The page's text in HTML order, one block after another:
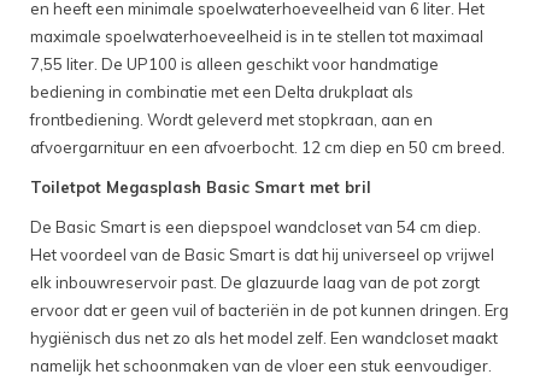
en heeft een minimale spoelwaterhoeveelheid van 6 liter. Het
maximale spoelwaterhoeveelheid is in te stellen tot maximaal
7,55 liter. De UP100 is alleen geschikt voor handmatige
bediening in combinatie met een Delta drukplaat als
frontbediening. Wordt geleverd met stopkraan, aan en
afvoergarnituur en een afvoerbocht. 12 cm diep en 50 cm breed.
Toiletpot Megasplash Basic Smart met bril
De Basic Smart is een diepspoel wandcloset van 54 cm diep.
Het voordeel van de Basic Smart is dat hij universeel op vrijwel
elk inbouwreservoir past. De glazuurde laag van de pot zorgt
ervoor dat er geen vuil of bacteriën in de pot kunnen dringen. Erg
hygiënisch dus net zo als het model zelf. Een wandcloset maakt
namelijk het schoonmaken van de vloer een stuk eenvoudiger.